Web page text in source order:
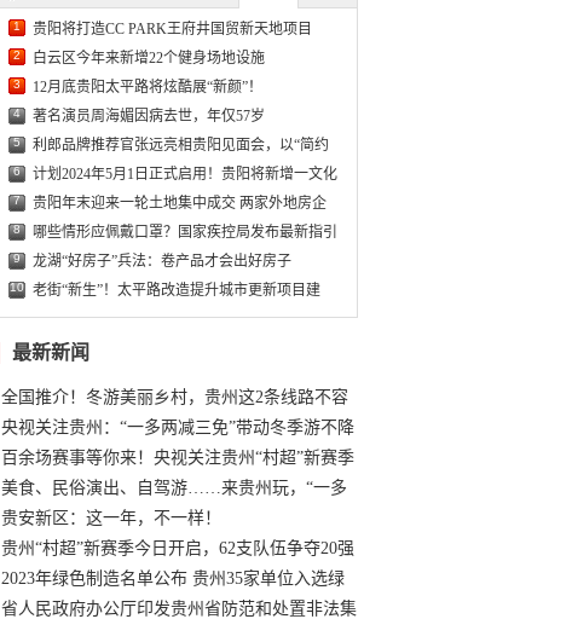
1 贵阳将打造CC PARK王府井国贸新天地项目
2 白云区今年来新增22个健身场地设施
3 12月底贵阳太平路将炫酷展“新颜”！
4 著名演员周海媚因病去世，年仅57岁
5 利郎品牌推荐官张远亮相贵阳见面会，以“简约
6 计划2024年5月1日正式启用！贵阳将新增一文化
7 贵阳年末迎来一轮土地集中成交 两家外地房企
8 哪些情形应佩戴口罩？国家疾控局发布最新指引
9 龙湖“好房子”兵法：卷产品才会出好房子
10 老街“新生”！太平路改造提升城市更新项目建
最新新闻
全国推介！冬游美丽乡村，贵州这2条线路不容
错过
央视关注贵州：“一多两减三免”带动冬季游不降
温
百余场赛事等你来！央视关注贵州“村超”新赛季
正式“打响”
美食、民俗演出、自驾游……来贵州玩，“一多
两减三免”！
贵安新区：这一年，不一样！
贵州“村超”新赛季今日开启，62支队伍争夺20强
名额
2023年绿色制造名单公布 贵州35家单位入选绿
色工厂
省人民政府办公厅印发贵州省防范和处置非法集